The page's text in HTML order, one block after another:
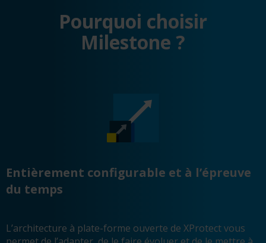
Pourquoi choisir
Milestone ?
Entièrement configurable et à l’épreuve
du temps
L’architecture à plate-forme ouverte de XProtect vous